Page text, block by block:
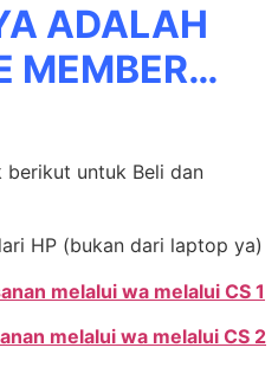
ADALAH
MEMBER…
untuk Beli dan
HP (bukan dari laptop ya)
melalui wa melalui CS 1
melalui wa melalui CS 2